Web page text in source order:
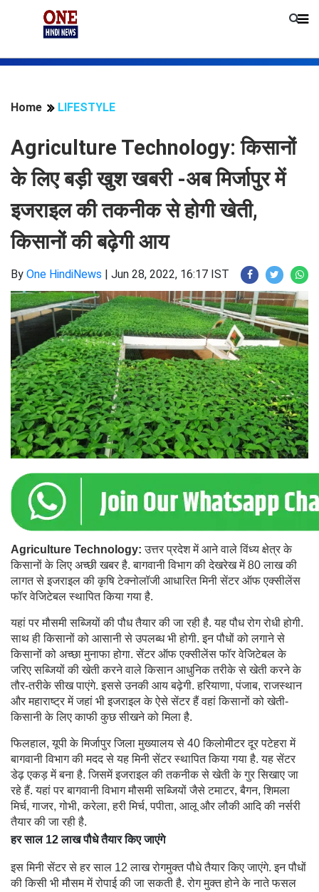
Home LIFESTYLE
Agriculture Technology: किसानों
के लिए बड़ी खुश खबरी -अब मिर्जापुर में
इजराइल की तकनीक से होगी खेती,
किसानों की बढ़ेगी आय
By One HindiNews | Jun 28, 2022, 16:17 IST
Agriculture Technology: उत्तर प्रदेश में आने वाले विंध्य क्षेत्र के
किसानों के लिए अच्छी खबर है. बागवानी विभाग की देखरेख में 80 लाख की
लागत से इजराइल की कृषि टेक्नोलॉजी आधारित मिनी सेंटर ऑफ एक्सीलेंस
फॉर वेजिटेबल स्थापित किया गया है.
यहां पर मौसमी सब्जियों की पौध तैयार की जा रही है. यह पौध रोग रोधी होगी.
साथ ही किसानों को आसानी से उपलब्ध भी होगी. इन पौधों को लगाने से
किसानों को अच्छा मुनाफा होगा. सेंटर ऑफ एक्सीलेंस फॉर वेजिटेबल के
जरिए सब्जियों की खेती करने वाले किसान आधुनिक तरीके से खेती करने के
तौर-तरीके सीख पाएंगे. इससे उनकी आय बढ़ेगी. हरियाणा, पंजाब, राजस्थान
और महाराष्ट्र में जहां भी इजराइल के ऐसे सेंटर हैं वहां किसानों को खेती-
किसानी के लिए काफी कुछ सीखने को मिला है.
फिलहाल, यूपी के मिर्जापुर जिला मुख्यालय से 40 किलोमीटर दूर पटेहरा में
बागवानी विभाग की मदद से यह मिनी सेंटर स्थापित किया गया है. यह सेंटर
डेढ़ एकड़ में बना है. जिसमें इजराइल की तकनीक से खेती के गुर सिखाए जा
रहे हैं. यहां पर बागवानी विभाग मौसमी सब्जियों जैसे टमाटर, बैगन, शिमला
मिर्च, गाजर, गोभी, करेला, हरी मिर्च, पपीता, आलू और लौकी आदि की नर्सरी
तैयार की जा रही है.
हर साल 12 लाख पौधे तैयार किए जाएंगे
इस मिनी सेंटर से हर साल 12 लाख रोगमुक्त पौधे तैयार किए जाएंगे. इन पौधों
की किसी भी मौसम में रोपाई की जा सकती है. रोग मुक्त होने के नाते फसल